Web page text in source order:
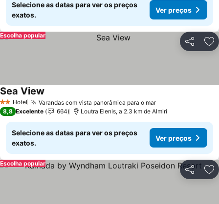
Selecione as datas para ver os preços
exatos.
Ver preços
Partilhar
Escolha popular
2 Estrelas
Hotel Varandas com vista panorâmica para o mar
Sea View
8,8 Excelente 664 Loutra Elenis, a 2.3 km de Almiri
Selecione as datas para ver os preços
exatos.
Ver preços
Partilhar
Escolha popular